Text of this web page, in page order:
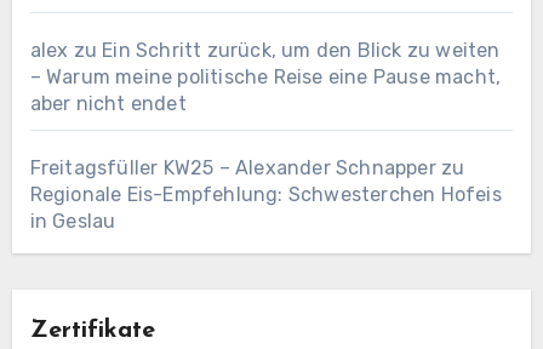
alex zu Ein Schritt zurück, um den Blick zu weiten
– Warum meine politische Reise eine Pause macht,
aber nicht endet
Freitagsfüller KW25 – Alexander Schnapperzu
Regionale Eis-Empfehlung: Schwesterchen Hofeis
in Geslau
Zertifikate